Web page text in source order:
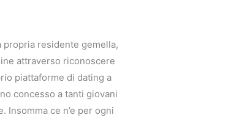
residente gemella,
attraverso riconoscere
piattaforme di dating a
concesso a tanti giovani
Insomma ce n’e per ogni